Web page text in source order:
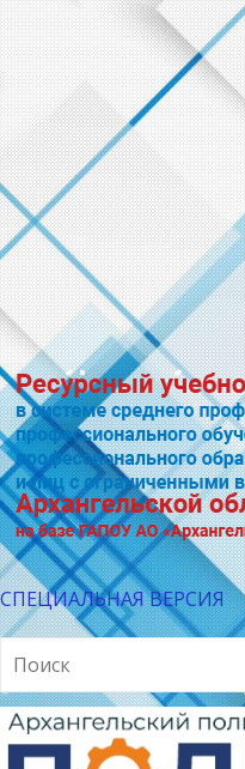
СПЕЦИАЛЬНАЯ ВЕРСИЯ